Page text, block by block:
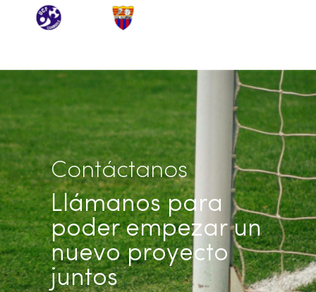
Contáctanos
Llámanos para
poder empezar un
nuevo proyecto
juntos